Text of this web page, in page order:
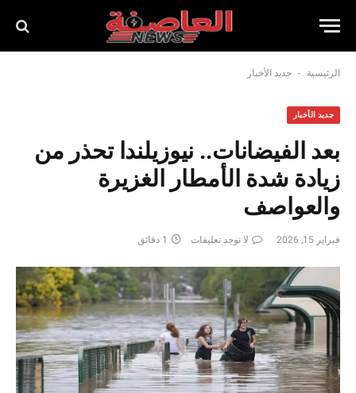
الرئيسية - جديد الأخبار
جديد الأخبار
بعد الفيضانات.. نيوزيلندا تحذر من
زيادة شدة الأمطار الغزيرة
والعواصف
فبراير 15, 2026 لا توجد تعليقات 1 دقائق